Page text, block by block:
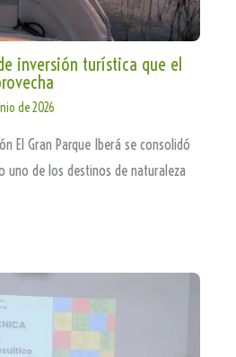
inversión turística que el
de 2026
El Gran Parque Iberá se consolidó
uno de los destinos de naturaleza